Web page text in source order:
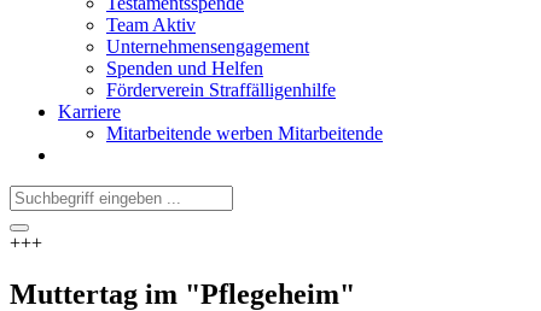
Team Aktiv
Unternehmensengagement
Spenden und Helfen
Förderverein Straffälligenhilfe
Karriere
Mitarbeitende werben Mitarbeitende
+++
Muttertag im "Pflegeheim"